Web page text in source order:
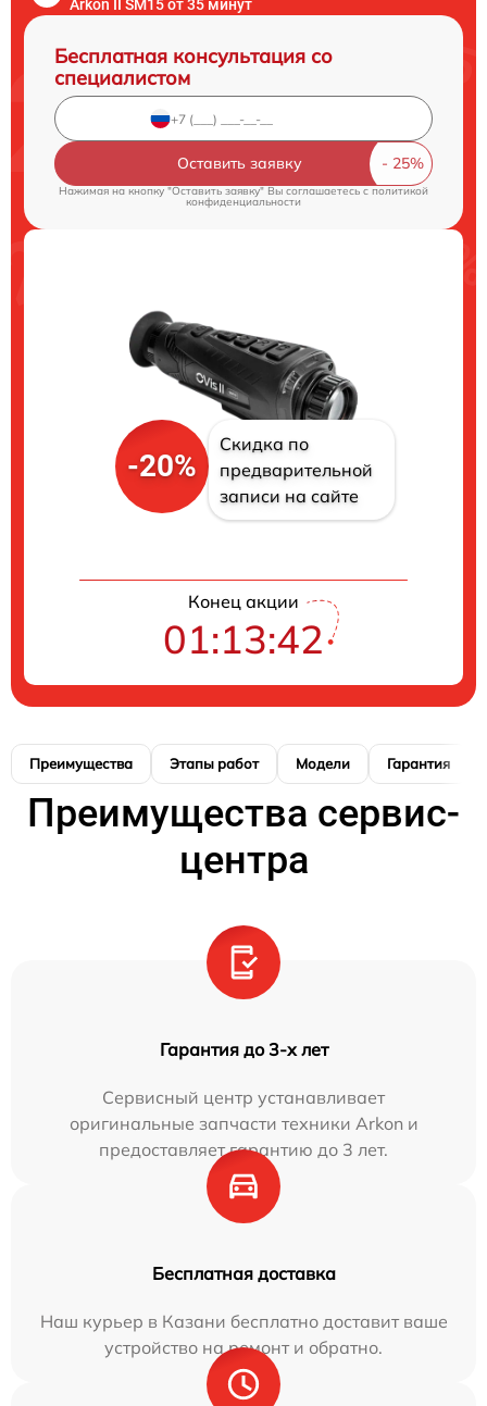
Arkon II SM15 от 35 минут
Бесплатная консультация со
специалистом
Оставить заявку
Нажимая на кнопку "Оставить заявку" Вы соглашаетесь c политикой
конфиденциальности
-20%
Скидка по
предварительной
записи на сайте
Конец акции
01:13:42
Преимущества Этапы работ Модели Гарантия
Преимущества сервис-
центра
Гарантия до 3-х лет
Сервисный центр устанавливает
оригинальные запчасти техники Arkon и
предоставляет гарантию до 3 лет.
Бесплатная доставка
Наш курьер в Казани бесплатно доставит ваше
устройство на ремонт и обратно.